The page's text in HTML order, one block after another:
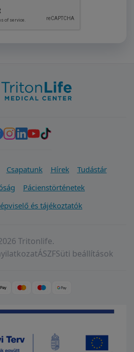
Csapatunk Hírek
Tudástár
Pácienstörténetek
és tájékoztatók
Tritonlife.
ÁSZFSüti beállítások